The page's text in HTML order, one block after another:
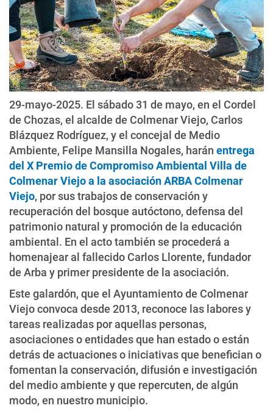
29-mayo-2025. El sábado 31 de mayo, en el Cordel
de Chozas, el alcalde de Colmenar Viejo, Carlos
Blázquez Rodríguez, y el concejal de Medio
Ambiente, Felipe Mansilla Nogales, harán entrega
del X Premio de Compromiso Ambiental Villa de
Colmenar Viejo a la asociación ARBA Colmenar
Viejo, por sus trabajos de conservación y
recuperación del bosque autóctono, defensa del
patrimonio natural y promoción de la educación
ambiental. En el acto también se procederá a
homenajear al fallecido Carlos Llorente, fundador
de Arba y primer presidente de la asociación.
Este galardón, que el Ayuntamiento de Colmenar
Viejo convoca desde 2013, reconoce las labores y
tareas realizadas por aquellas personas,
asociaciones o entidades que han estado o están
detrás de actuaciones o iniciativas que benefician o
fomentan la conservación, difusión e investigación
del medio ambiente y que repercuten, de algún
modo, en nuestro municipio.